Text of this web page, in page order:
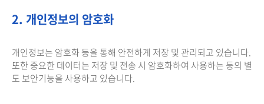
2. 개인정보의 암호화
개인정보는 암호화 등을 통해 안전하게 저장 및 관리되고 있습니다.
또한 중요한 데이터는 저장 및 전송 시 암호화하여 사용하는 등의 별
도 보안기능을 사용하고 있습니다.